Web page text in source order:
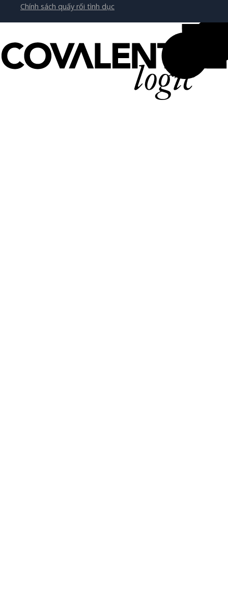
Chính sách quấy rối tình dục